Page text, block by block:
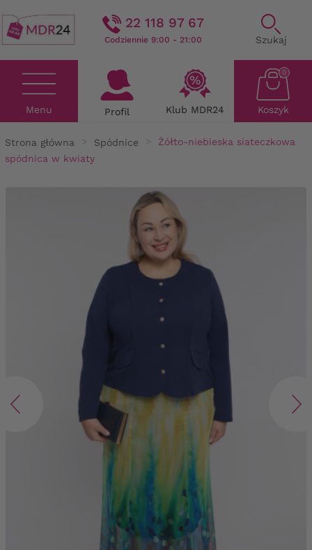
22 118 97 67
Codziennie 9:00 - 21:00 Szukaj
Menu Profil Klub MDR24 Koszyk
0
Strona główna Spódnice
Żółto-niebieska siateczkowa
spódnica w kwiaty